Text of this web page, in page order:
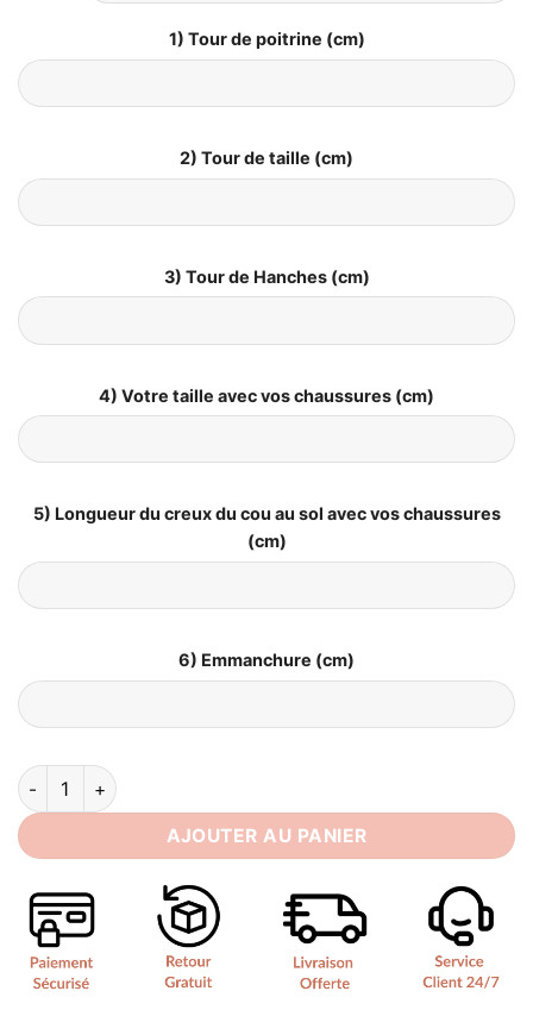
1) Tour de poitrine (cm)
2) Tour de taille (cm)
3) Tour de Hanches (cm)
4) Votre taille avec vos chaussures (cm)
5) Longueur du creux du cou au sol avec vos chaussures
(cm)
6) Emmanchure (cm)
quantité de Robe de Mariée Style Princesse
AJOUTER AU PANIER